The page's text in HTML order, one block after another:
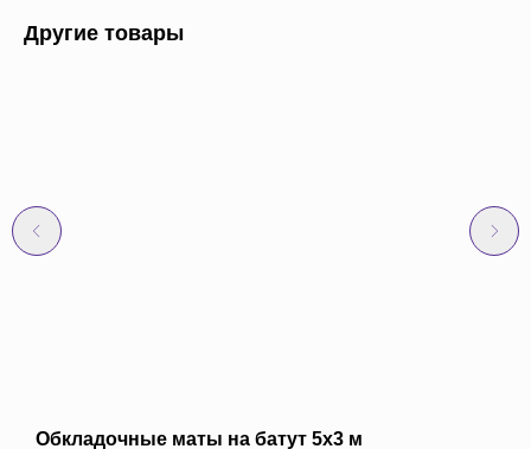
Другие товары
Обкладочные маты на батут 5х3 м